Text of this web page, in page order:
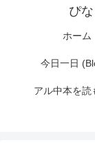
ぴ
ホーム
今日一日
アル中本を読